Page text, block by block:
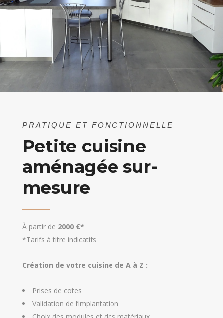
PRATIQUE ET FONCTIONNELLE
Petite cuisine
aménagée sur-
mesure
À partir de 2000 €*
*Tarifs à titre indicatifs
Création de votre cuisine de A à Z :
Prises de cotes
Validation de l’implantation